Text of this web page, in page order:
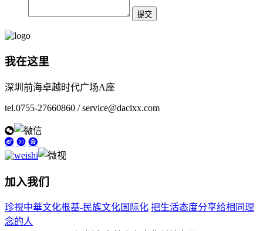
我在这里
深圳前海卓越时代广场A座
tel.0755-27660860 / service@dacixx.com
加入我们
珍視中華文化根基-民族文化国际化 把生活态度分享给相同理
念的人